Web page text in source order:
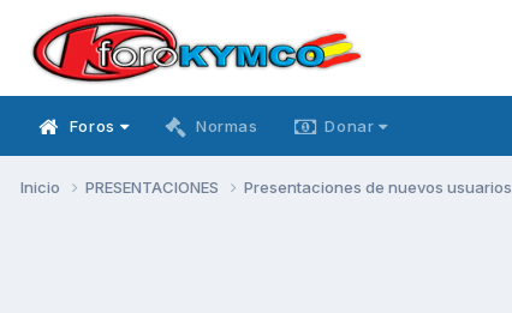
Foros Normas Donar
Inicio PRESENTACIONES Presentaciones de nuevos usuarios